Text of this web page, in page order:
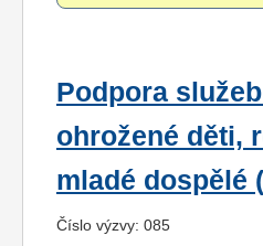
Podpora
ohrožené děti,
mladé dospělé
Číslo výzvy: 085